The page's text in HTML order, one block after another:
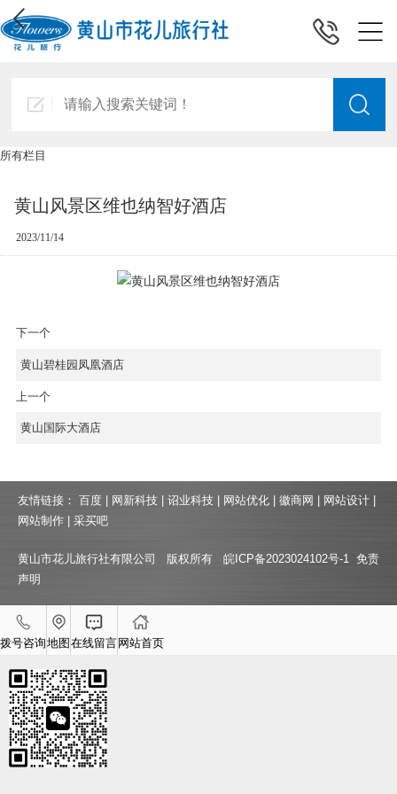
所有栏目
黄山风景区维也纳智好酒店
2023/11/14
下一个
黄山碧桂园凤凰酒店
上一个
黄山国际大酒店
友情链接： 百度 网新科技 诏业科技 网站优化 徽商网 网站设计
网站制作
采买吧
黄山市花儿旅行社有限公司 版权所有 皖ICP备2023024102号-1
免责
声明
拨号咨询地图 在线留言 网站首页